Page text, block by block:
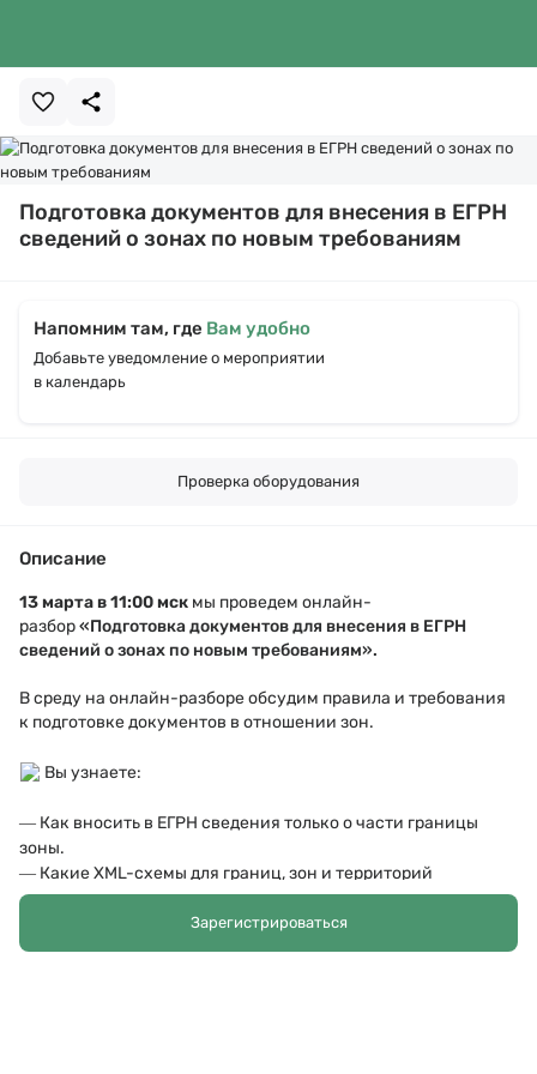
Подготовка документов для внесения в ЕГРН
сведений о зонах по новым требованиям
Напомним там, где Вам удобно
Добавьте уведомление о мероприятии
в календарь
Проверка оборудования
Описание
13 марта в 11:00 мск мы проведем онлайн-
разбор«Подготовка документов для внесения в ЕГРН
сведений о зонах по новым требованиям».
В среду на онлайн-разборе обсудим правила и требования
к подготовке документов в отношении зон.
Вы узнаете:
― Как вносить в ЕГРН сведения только о части границы
зоны.
― Какие XML-схемы для границ, зон и территорий
актуальны с 1 марта 2024 г.
― Нужна ли лицензия Росреестра для осуществления
геодезической и картографической деятельности.
Зарегистрироваться